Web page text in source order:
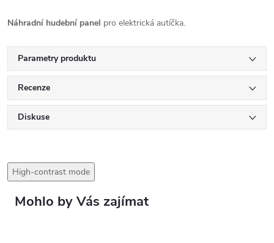
Náhradní hudební panel pro elektrická autíčka.
Parametry produktu
Recenze
Diskuse
High-contrast mode